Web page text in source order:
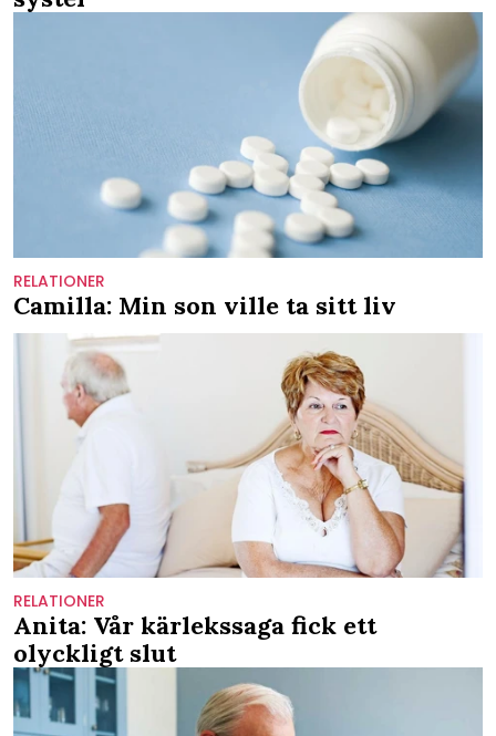
RELATIONER
Camilla: Min son ville ta sitt liv
RELATIONER
Anita: Vår kärlekssaga fick ett
olyckligt slut